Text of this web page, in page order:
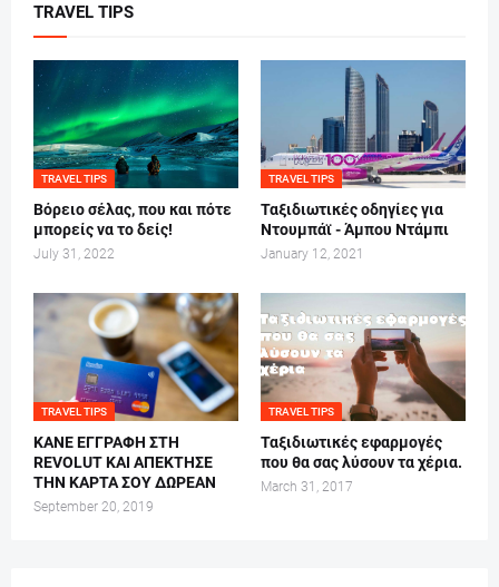
TRAVEL TIPS
TRAVEL TIPS
Βόρειο σέλας, που και πότε
μπορείς να το δείς!
July 31, 2022
TRAVEL TIPS
Ταξιδιωτικές οδηγίες για
Ντουμπάϊ - Άμπου Ντάμπι
January 12, 2021
TRAVEL TIPS
ΚΑΝΕ ΕΓΓΡΑΦΗ ΣΤΗ
REVOLUT ΚΑΙ ΑΠΕΚΤΗΣΕ
ΤΗΝ ΚΑΡΤΑ ΣΟΥ ΔΩΡΕΑΝ
September 20, 2019
TRAVEL TIPS
Ταξιδιωτικές εφαρμογές
που θα σας λύσουν τα χέρια.
March 31, 2017